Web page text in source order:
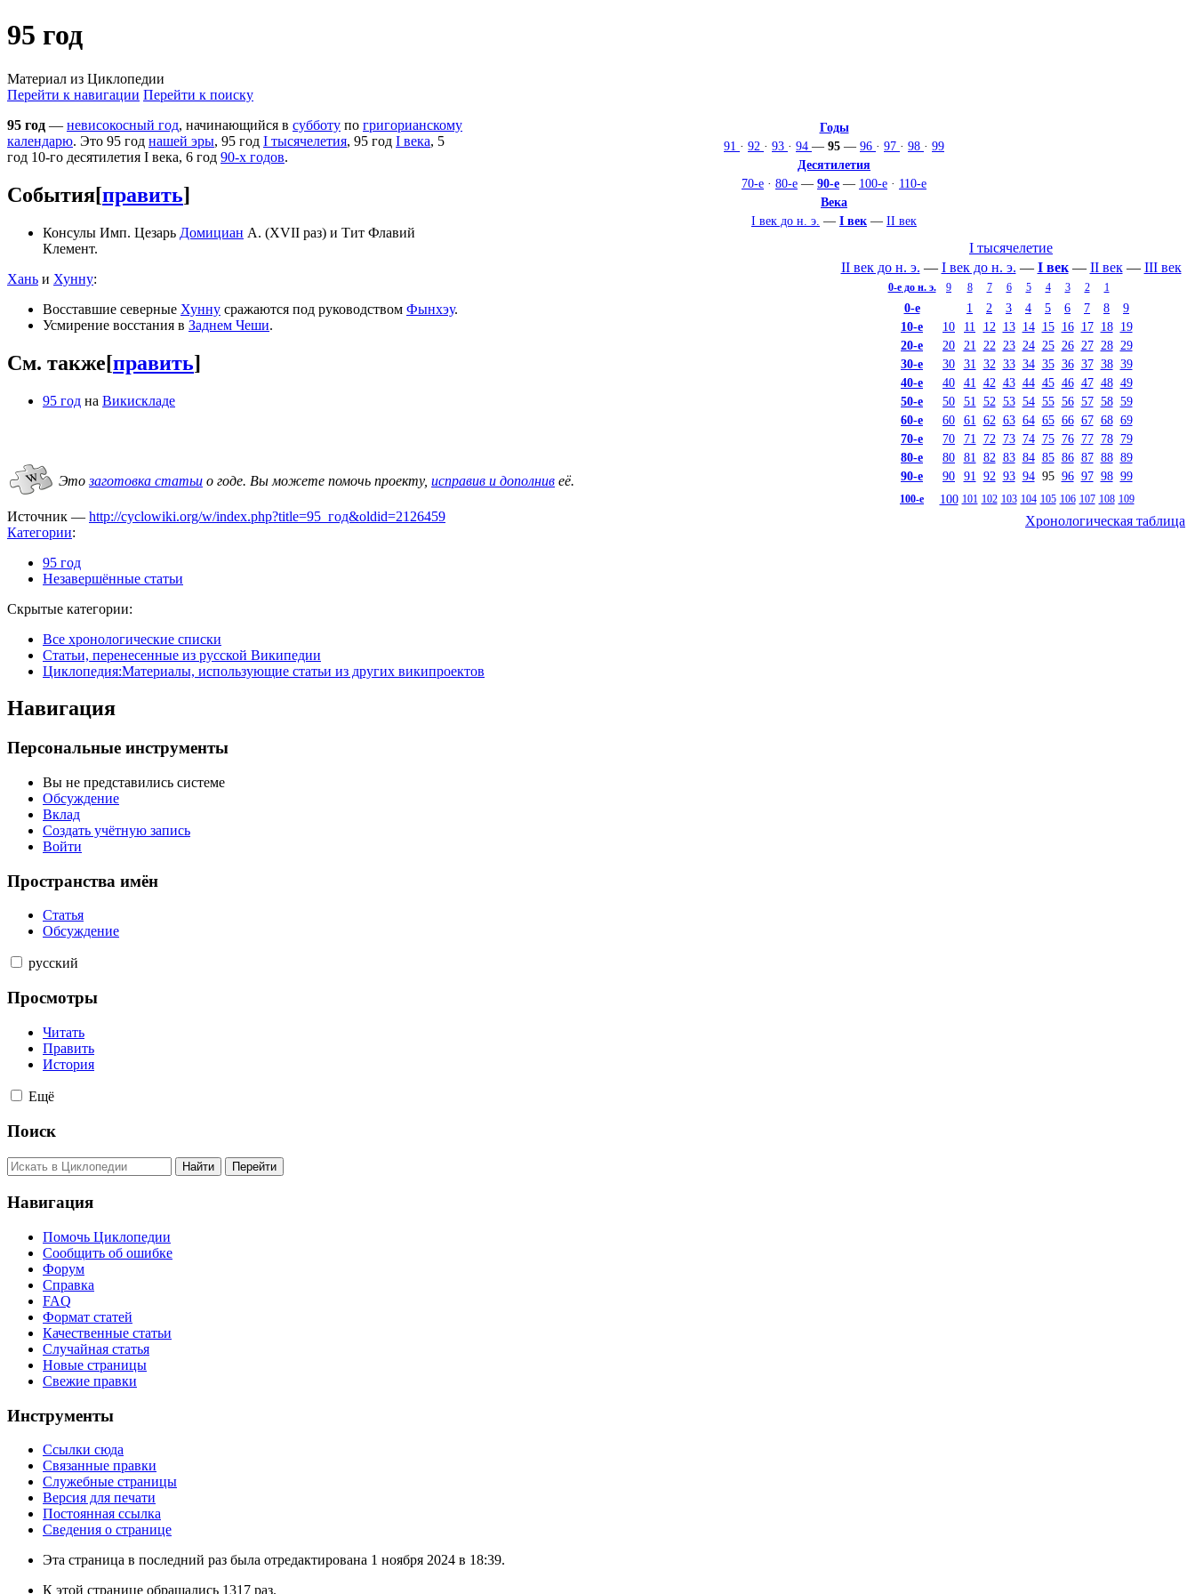
95 год
Материал из Циклопедии
Перейти к навигации Перейти к поиску
Годы
91 · 92 · 93 · 94 — 95 — 96 · 97 · 98 · 99
Десятилетия
70-е · 80-е — 90-е — 100-е · 110-е
Века
I век до н. э. — I век — II век
I тысячелетие
II век до н. э. — I век до н. э. — I век— II век— III век
0-едо н. э. 9 8 7 6 5 4 3 2 1
0-е 1 2 3 4 5 6 7 8
9
10-е
10 11 12 13 14 15 16 17 18 19
20-е
20 21 22 23 24 25 26 27 28 29
30-е
30 31 32 33 34 35 36 37 38 39
40-е
40 41 42 43 44 45 46 47 48 49
50-е
50 51 52 53 54 55 56 57 58 59
60-е
60 61 62 63 64 65 66 67 68 69
70-е
70 71 72 73 74 75 76 77 78 79
80-е
80 81 82 83 84 85 86 87 88 89
90-е
90 91 92 93 94 95 96 97 98 99
100-е 100 101 102 103 104 105 106 107 108 109
Хронологическая таблица
95 год — невисокосный год, начинающийся в субботу по григорианскому
календарю. Это 95 год нашей эры, 95 год I тысячелетия, 95 год I века, 5
год 10-го десятилетия I века, 6 год 90-х годов.
События[править]
Консулы Имп. Цезарь Домициан А. (XVII раз) и Тит Флавий
Клемент.
Хань и Хунну:
Восставшие северные Хунну сражаются под руководством Фынхэу.
Усмирение восстания в Заднем Чеши.
См. также[править]
95 год на Викискладе
Этозаготовка статьи о годе. Вы можете помочь проекту, исправив и дополнив её.
Источник — http://cyclowiki.org/w/index.php?title=95_год&oldid=2126459
Категории:
95 год
Незавершённые статьи
Скрытые категории:
Все хронологические списки
Статьи, перенесенные из русской Википедии
Циклопедия:Материалы, использующие статьи из других википроектов
Навигация
Персональные инструменты
Вы не представились системе
Обсуждение
Вклад
Создать учётную запись
Войти
Пространства имён
Статья
Обсуждение
русский
Просмотры
Читать
Править
История
Ещё
Поиск
Навигация
Помочь Циклопедии
Сообщить об ошибке
Форум
Справка
FAQ
Формат статей
Качественные статьи
Случайная статья
Новые страницы
Свежие правки
Инструменты
Ссылки сюда
Связанные правки
Служебные страницы
Версия для печати
Постоянная ссылка
Сведения о странице
Эта страница в последний раз была отредактирована 1 ноября 2024 в 18:39.
К этой странице обращались 1317 раз.